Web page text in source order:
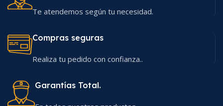
Te atendemos según tu necesidad.
Compras seguras
Realiza tu pedido con confianza..
Garantías Total.